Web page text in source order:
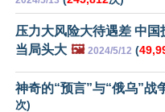
压力大风险大待遇差 中国
当局头大 🖼️ 2024/5/12 (
神奇的“预言”与“俄乌”战
次)